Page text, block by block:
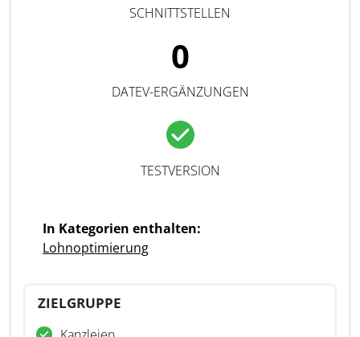
SCHNITTSTELLEN
0
DATEV-ERGÄNZUNGEN
TESTVERSION
In Kategorien enthalten:
Lohnoptimierung
ZIELGRUPPE